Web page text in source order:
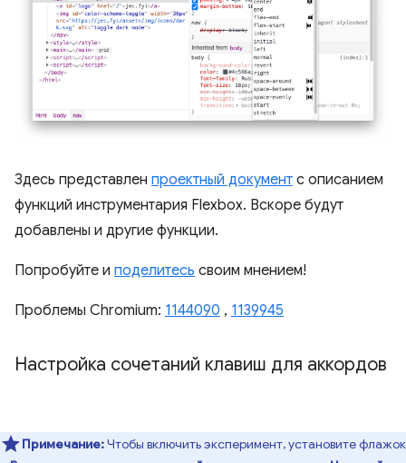
Здесь представлен проектный документ с описанием
функций инструментария Flexbox. Вскоре будут
добавлены и другие функции.
Попробуйте и поделитесь своим мнением!
Проблемы Chromium: 1144090 , 1139945
Настройка сочетаний клавиш для аккордов
Примечание:Чтобы включить эксперимент, установите флажок